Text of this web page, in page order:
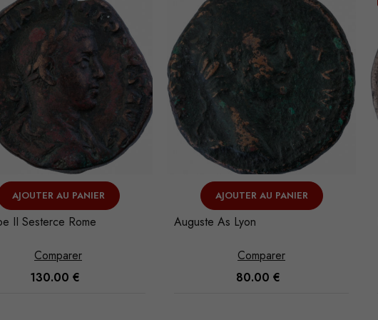
AJOUTER AU PANIER
As Lyon
Comparer
80.00 €
VOIR L'ARTICLE
L. Calpurnius Piso Denier Rome
Comparer
120.00€